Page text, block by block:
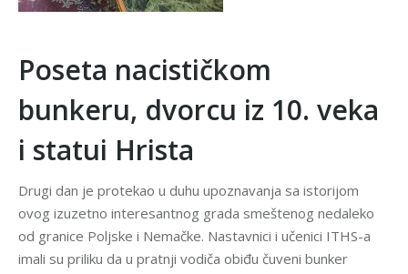
Poseta nacističkom
bunkeru, dvorcu iz 10. veka
i statui Hrista
Drugi dan je protekao u duhu upoznavanja sa istorijom
ovog izuzetno interesantnog grada smeštenog nedaleko
od granice Poljske i Nemačke. Nastavnici i učenici ITHS-a
imali su priliku da u pratnji vodiča obiđu čuveni bunker